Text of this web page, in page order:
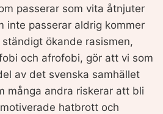
passerar som vita åtnjuter
inte passerar aldrig kommer
ökande rasismen,
och afrofobi, gör att vi som
av det svenska samhället
många andra riskerar att bli
hatbrott och